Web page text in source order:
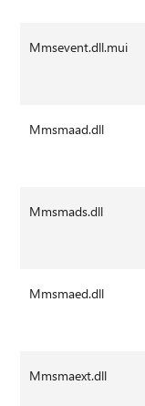
Mmsevent.dll.mui
Mmsmaad.dll
Mmsmads.dll
Mmsmaed.dll
Mmsmaext.dll